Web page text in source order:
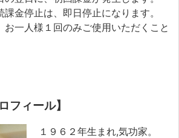
課金停止は、即日停止になります。
お一人様１回のみご使用いただくこと
フィール】
１９６２年生まれ,気功家。